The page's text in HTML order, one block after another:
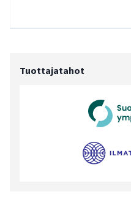
Tuottajatahot